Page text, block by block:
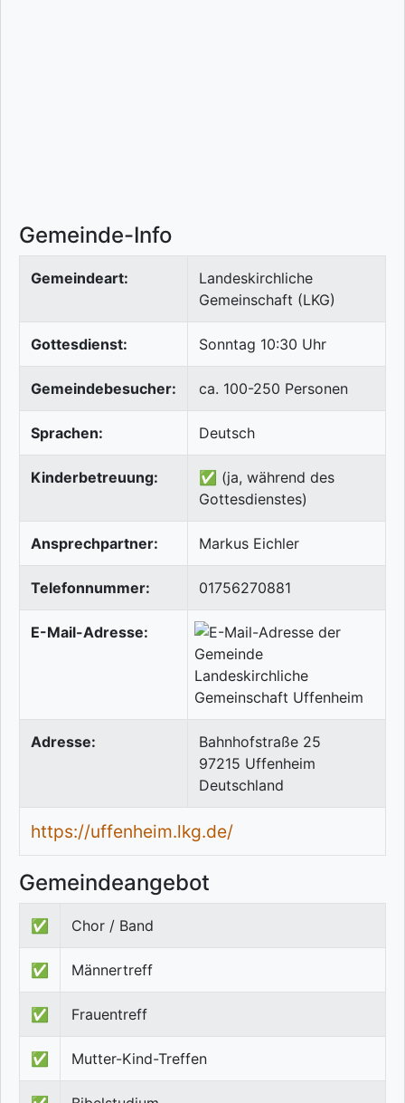
Gemeinde-Info
Gemeindeart:
Landeskirchliche
Gemeinschaft (LKG)
Gottesdienst: Sonntag 10:30 Uhr
Gemeindebesucher: ca. 100-250 Personen
Sprachen: Deutsch
Kinderbetreuung:
✅ (ja, während des
Gottesdienstes)
Ansprechpartner: Markus Eichler
Telefonnummer: 01756270881
E-Mail-Adresse:
Adresse:
Bahnhofstraße 25
97215 Uffenheim
Deutschland
https://uffenheim.lkg.de/
Gemeindeangebot
✅ Chor / Band
✅ Männertreff
✅ Frauentreff
✅ Mutter-Kind-Treffen